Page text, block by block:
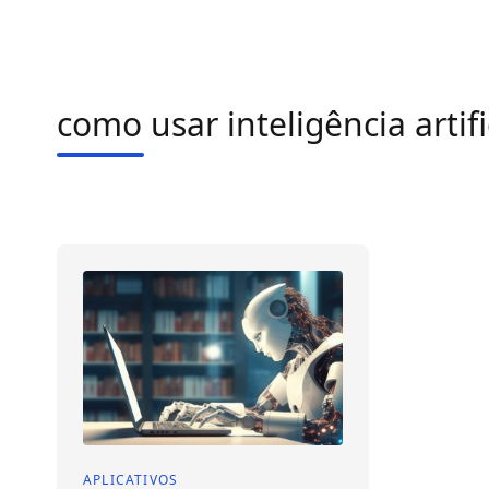
como usar inteligência
APLICATIVOS